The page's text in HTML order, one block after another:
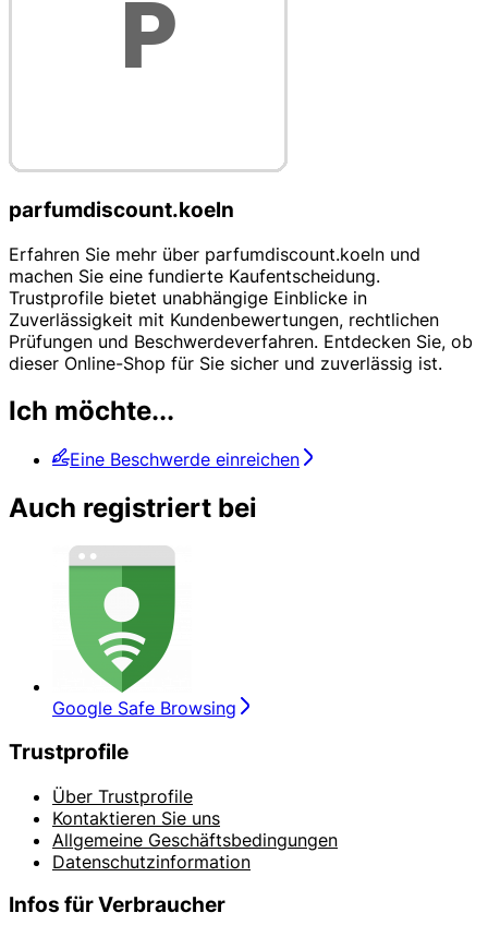
parfumdiscount.koeln
Erfahren Sie mehr über parfumdiscount.koeln und
machen Sie eine fundierte Kaufentscheidung.
Trustprofile bietet unabhängige Einblicke in
Zuverlässigkeit mit Kundenbewertungen, rechtlichen
Prüfungen und Beschwerdeverfahren. Entdecken Sie, ob
dieser Online-Shop für Sie sicher und zuverlässig ist.
Ich möchte...
Eine Beschwerde einreichen
Auch registriert bei
Google Safe Browsing
Trustprofile
Über Trustprofile
Kontaktieren Sie uns
Allgemeine Geschäftsbedingungen
Datenschutzinformation
Infos für Verbraucher